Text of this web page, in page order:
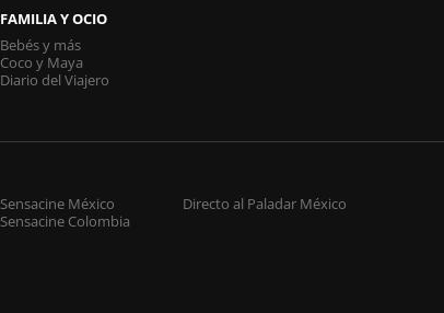
FAMILIA Y OCIO
Bebés y más
Coco y Maya
Diario del Viajero
Sensacine México
Sensacine Colombia
Directo al Paladar México